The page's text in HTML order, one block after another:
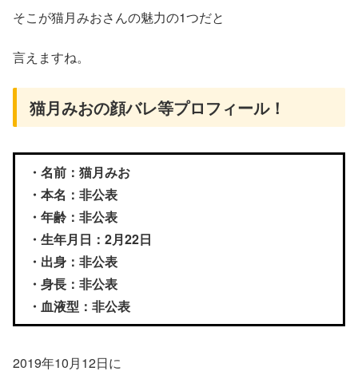
そこが猫月みおさんの魅力の1つだと
言えますね。
猫月みおの顔バレ等プロフィール！
・名前：猫月みお
・本名：非公表
・年齢：非公表
・生年月日：2月22日
・出身：非公表
・身長：非公表
・血液型：非公表
2019年10月12日に